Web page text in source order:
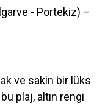
- Portekiz) –
ve sakin bir lüks
plaj, altın rengi